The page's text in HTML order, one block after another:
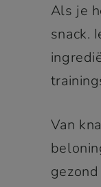
Als je
snack.
Van